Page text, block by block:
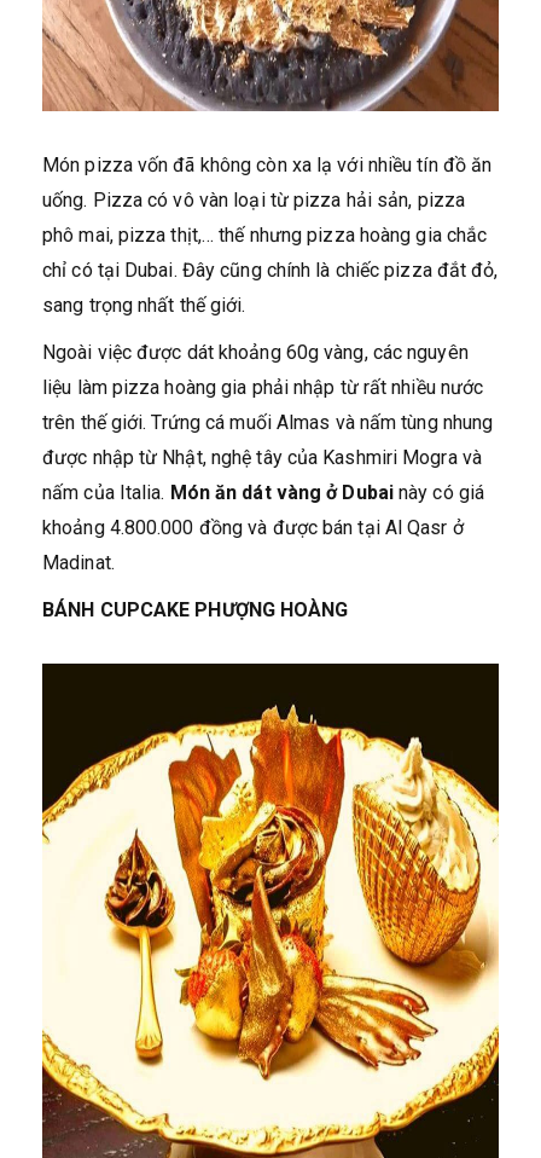
Món pizza vốn đã không còn xa lạ với nhiều tín đồ ăn
uống. Pizza có vô vàn loại từ pizza hải sản, pizza
phô mai, pizza thịt,… thế nhưng pizza hoàng gia chắc
chỉ có tại Dubai. Đây cũng chính là chiếc pizza đắt đỏ,
sang trọng nhất thế giới.
Ngoài việc được dát khoảng 60g vàng, các nguyên
liệu làm pizza hoàng gia phải nhập từ rất nhiều nước
trên thế giới. Trứng cá muối Almas và nấm tùng nhung
được nhập từ Nhật, nghệ tây của Kashmiri Mogra và
nấm của Italia. Món ăn dát vàng ở Dubainày có giá
khoảng 4.800.000 đồng và được bán tại Al Qasr ở
Madinat.
BÁNH CUPCAKE PHƯỢNG HOÀNG